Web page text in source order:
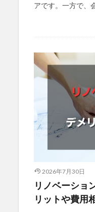
アです。一方で、
2026年7月30日
リノベーショ
リットや費用